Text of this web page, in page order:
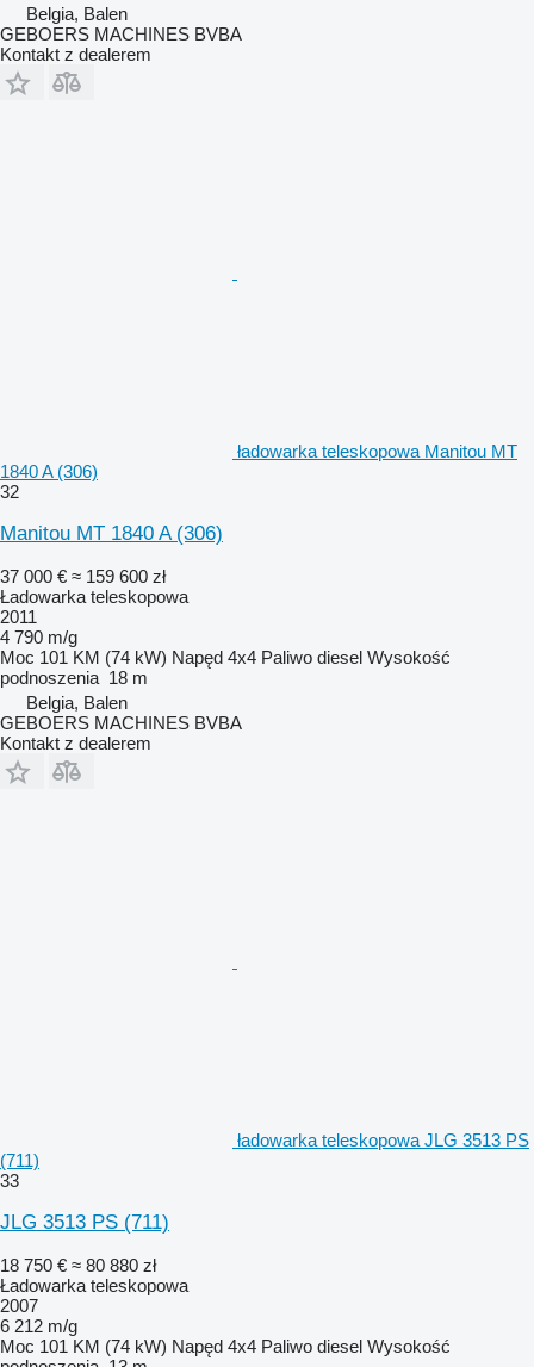
Belgia, Balen
GEBOERS MACHINES BVBA
Kontakt z dealerem
ładowarka teleskopowa Manitou MT
1840 A (306)
32
Manitou MT 1840 A (306)
37 000 € ≈ 159 600 zł
Ładowarka teleskopowa
2011
4 790 m/g
Moc 101 KM (74 kW) Napęd 4x4 Paliwo diesel Wysokość
podnoszenia 18 m
Belgia, Balen
GEBOERS MACHINES BVBA
Kontakt z dealerem
ładowarka teleskopowa JLG 3513 PS
(711)
33
JLG 3513 PS (711)
18 750 € ≈ 80 880 zł
Ładowarka teleskopowa
2007
6 212 m/g
Moc 101 KM (74 kW) Napęd 4x4 Paliwo diesel Wysokość